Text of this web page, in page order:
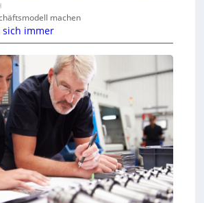
machen
sich immer